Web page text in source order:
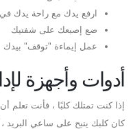
ارفع يدك مع راحة يدك
ضع إصبعك على شفتيك
عمل إيماءة "توقف" بيدك
أدوات وأجهزة
إذا كنت تمتلك كلبًا ، فأنت
كان كلبك ينبح على ساعي البريد